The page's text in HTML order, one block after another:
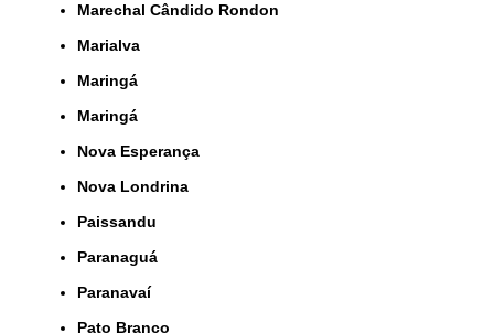
Marechal Cândido Rondon
Marialva
Maringá
Maringá
Nova Esperança
Nova Londrina
Paissandu
Paranaguá
Paranavaí
Pato Branco